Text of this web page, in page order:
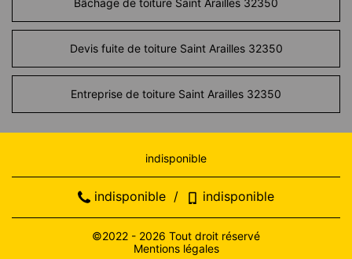
Bâchage de toiture Saint Arailles 32350
Devis fuite de toiture Saint Arailles 32350
Entreprise de toiture Saint Arailles 32350
indisponible
indisponible / indisponible
©2022 - 2026 Tout droit réservé
Mentions légales